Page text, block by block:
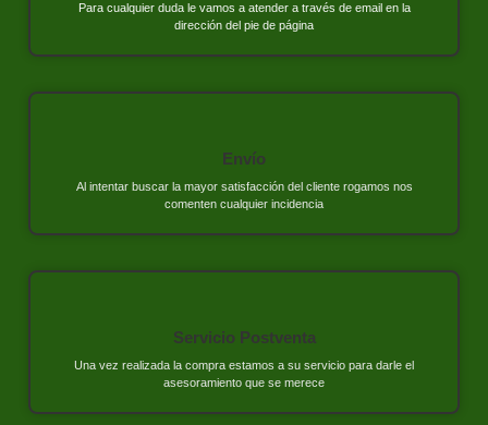
Para cualquier duda le vamos a atender a través de email en la
dirección del pie de página
Envío
Al intentar buscar la mayor satisfacción del cliente rogamos nos
comenten cualquier incidencia
Servicio Postventa
Una vez realizada la compra estamos a su servicio para darle el
asesoramiento que se merece